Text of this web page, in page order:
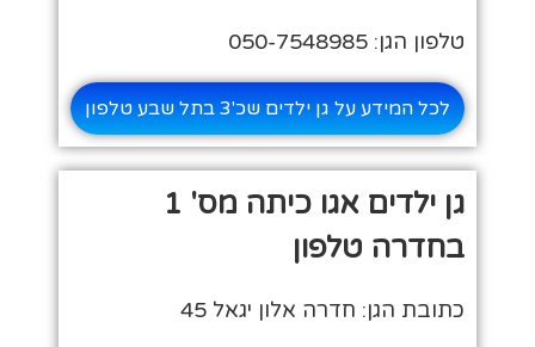
טלפון הגן: 050-7548985
לכל המידע על גן ילדים שכ'3 בתל שבע טלפון
גן ילדים אגו כיתה מס' 1
בחדרה טלפון
כתובת הגן: חדרה אלון יגאל 45